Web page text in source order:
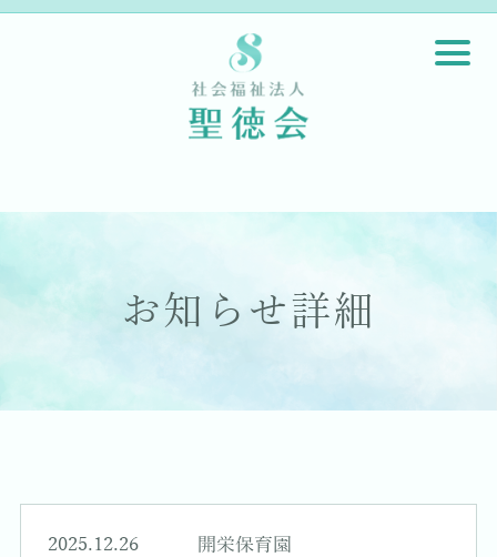
お知らせ詳細
2025.12.26 開栄保育園